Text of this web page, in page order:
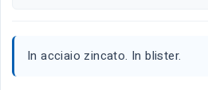
In acciaio zincato. In blister.